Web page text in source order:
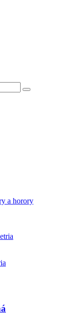
a horory